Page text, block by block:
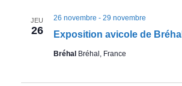
JEU
26 Exposition avicole de Bréhal
26 novembre - 29 novembre
Bréhal Bréhal, France